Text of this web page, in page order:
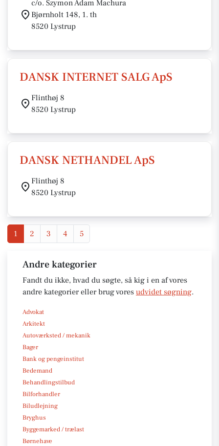
c/o. Szymon Adam Machura
Bjørnholt 148, 1. th
8520 Lystrup
DANSK INTERNET SALG ApS
Flinthøj 8
8520 Lystrup
DANSK NETHANDEL ApS
Flinthøj 8
8520 Lystrup
1 2 3 4 5
Andre kategorier
Fandt du ikke, hvad du søgte, så kig i en af vores
andre kategorier eller brug vores udvidet søgning.
Advokat
Arkitekt
Autoværksted / mekanik
Bager
Bank og pengeinstitut
Bedemand
Behandlingstilbud
Bilforhandler
Biludlejning
Bryghus
Byggemarked / trælast
Børnehave